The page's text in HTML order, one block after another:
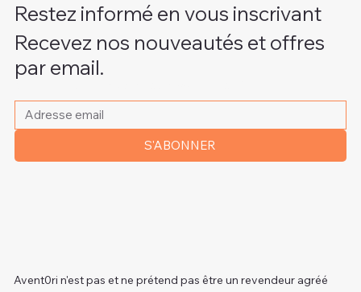
Restez informé en vous inscrivant
Recevez nos nouveautés et offres
par email.
Veuillez indiquer votre adresse e-mail
S'ABONNER
Avent0ri n'est pas et ne prétend pas être un revendeur agréé